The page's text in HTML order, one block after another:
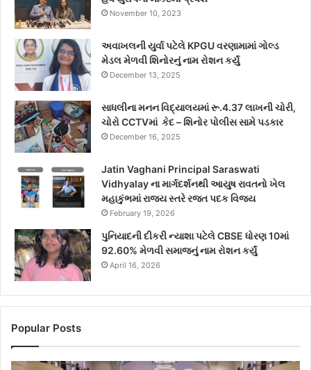
November 10, 2023
અવાખલની યુર્વા પટેલે KPGU વરણામામાં ગોલ્ડ
મેડલ મેળવી શિનોરનું નામ રોશન કર્યું
December 13, 2025
સાધલીના મનન વિદ્યાલયમાં રૂ.4.37 લાખની ચોરી,
ચોરો CCTVમાં કેદ – શિનોર પોલીસ સામે પડકાર
December 16, 2025
Jatin Vaghani Principal Saraswati
Vidhyalay ના માર્ગદર્શનથી આયુષ રાવતનો ખેલ
મહાકુંભમાં રાજ્ય સ્તરે રજત પદક વિજય
February 19, 2026
પુનિયાદની દીકરી ન્યાશા પટેલે CBSE ધોરણ 10માં
92.60% મેળવી સમાજનું નામ રોશન કર્યું
April 16, 2026
Popular Posts